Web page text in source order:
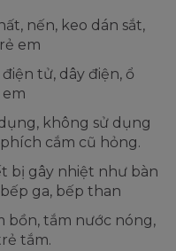
nến, keo dán sắt,
em
tử, dây điện, ổ
em
không sử dụng
cắm cũ hỏng.
bị gây nhiệt như bàn
ga, bếp than
bồn, tắm nước nóng,
tắm.